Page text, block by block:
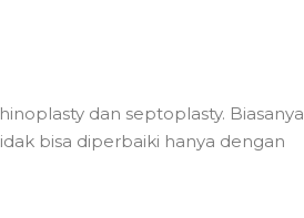
dan septoplasty. Biasanya
bisa diperbaiki hanya dengan